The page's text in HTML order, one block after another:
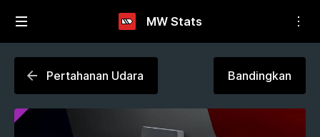
MW Stats
Pertahanan Udara Bandingkan